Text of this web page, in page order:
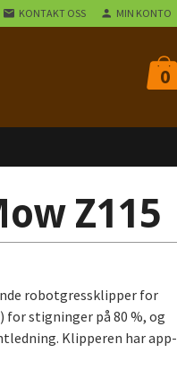
KONTAKT OSS MIN KONTO
0
Z115
robotgressklipper for
for stigninger på 80 %, og
Klipperen har app-